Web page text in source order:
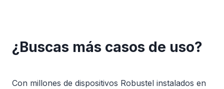
¿Buscas más casos de uso?
Con millones de dispositivos Robustel instalados en